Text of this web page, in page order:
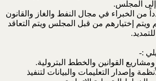
المجلس.
من الخبراء في مجال النفط والغاز والقانون
إختيارهم من قبل المجلس ويتم التعاقد
:-
القوانين والخطط البترولية.
وإصدار التعليمات والبيانات لتنفيذ